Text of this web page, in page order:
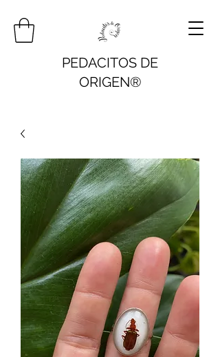
PEDACITOS DE
ORIGEN®